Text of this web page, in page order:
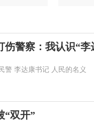
伤警察：我认识“李
警 李达康书记 人民的名义
“双开”